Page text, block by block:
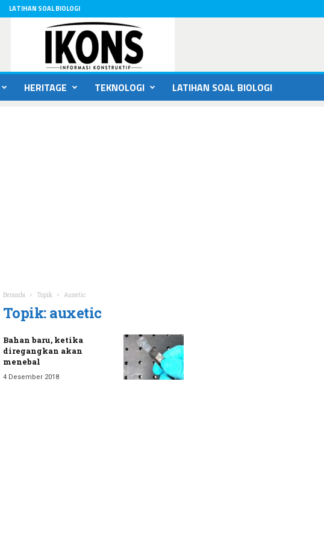
LATIHAN SOAL BIOLOGI
HERITAGE TEKNOLOGI LATIHAN SOAL BIOLOGI
Beranda Topik Auxetic
Topik: auxetic
Bahan baru, ketika
diregangkan akan
menebal
4 Desember 2018